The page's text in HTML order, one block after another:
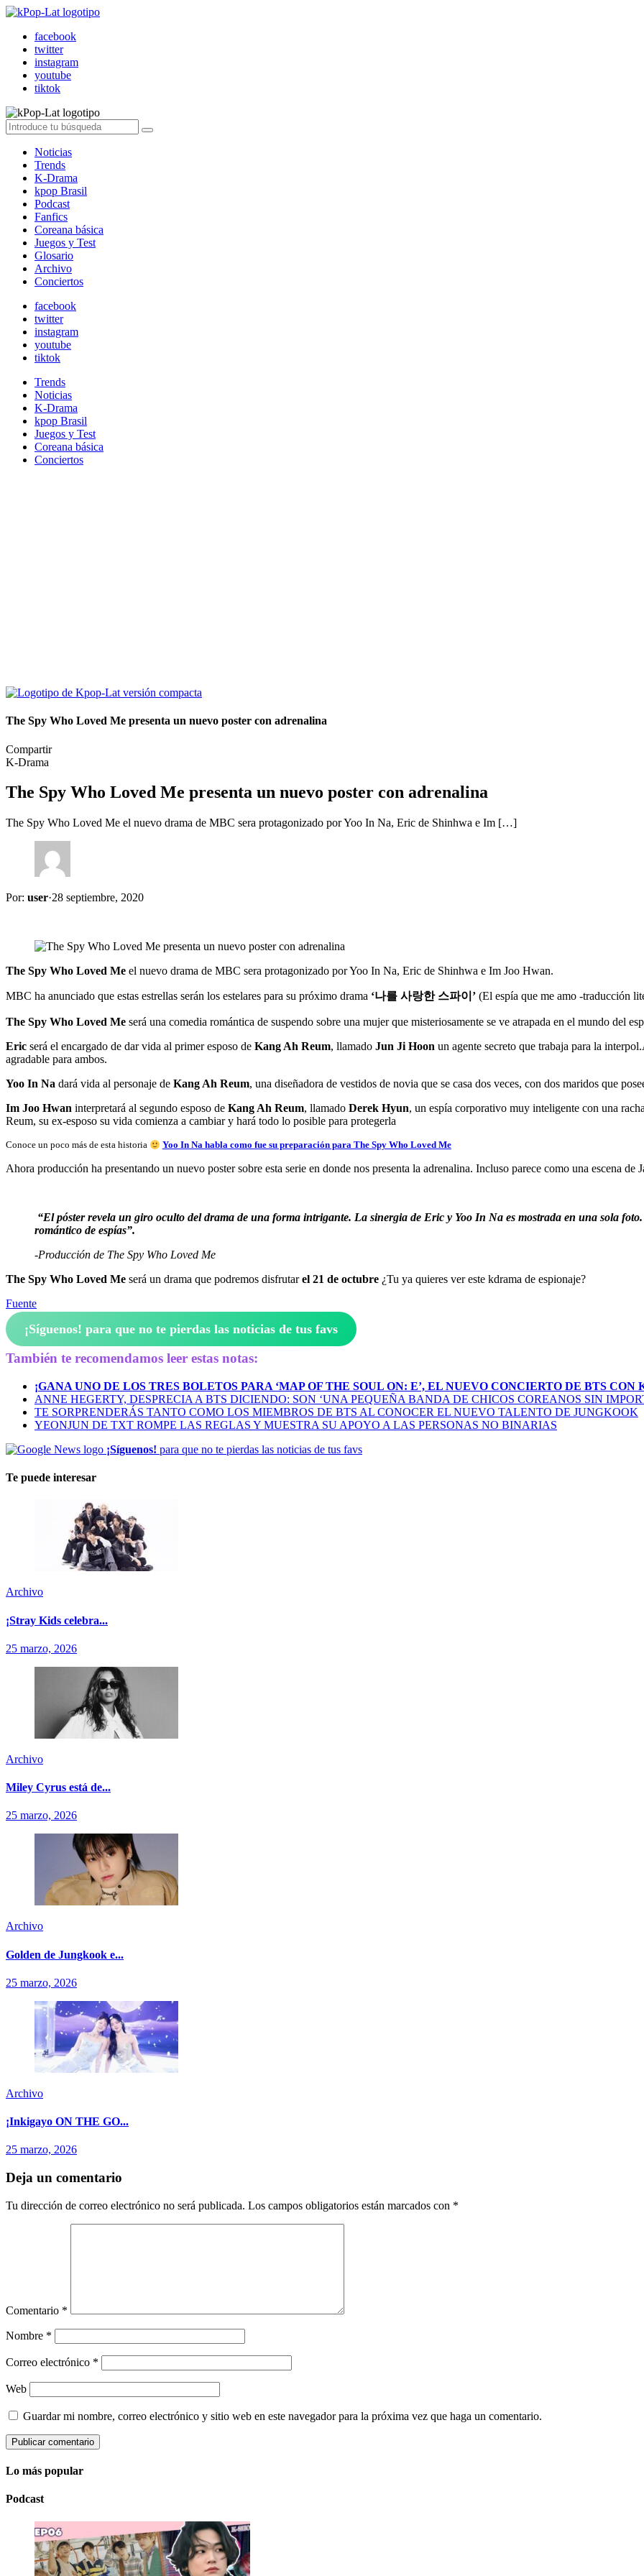
facebook
twitter
instagram
youtube
tiktok
Noticias
Trends
K-Drama
kpop Brasil
Podcast
Fanfics
Coreana básica
Juegos y Test
Glosario
Archivo
Conciertos
facebook
twitter
instagram
youtube
tiktok
Trends
Noticias
K-Drama
kpop Brasil
Juegos y Test
Coreana básica
Conciertos
The Spy Who Loved Me presenta un nuevo poster con adrenalina
Compartir
K-Drama
The Spy Who Loved Me presenta un nuevo poster con adrenalina
The Spy Who Loved Me el nuevo drama de MBC sera protagonizado por Yoo In Na, Eric de Shinhwa e Im […]
Por: user·28 septiembre, 2020
The Spy Who Loved Me el nuevo drama de MBC sera protagonizado por Yoo In Na, Eric de Shinhwa e Im Joo Hwan.
MBC ha anunciado que estas estrellas serán los estelares para su próximo drama ‘나를 사랑한 스파이’ (El espía que me amo -traducción
The Spy Who Loved Me será una comedia romántica de suspendo sobre una mujer que misteriosamente se ve atrapada en el mundo del
Eric será el encargado de dar vida al primer esposo de Kang Ah Reum, llamado Jun Ji Hoon un agente secreto que trabaja para la
agradable para ambos.
Yoo In Na dará vida al personaje de Kang Ah Reum, una diseñadora de vestidos de novia que se casa dos veces, con dos maridos que
Im Joo Hwan interpretará al segundo esposo de Kang Ah Reum, llamado Derek Hyun, un espía corporativo muy inteligente con una
Reum, su ex-esposo su vida comienza a cambiar y hará todo lo posible para protegerla
Conoce un poco más de esta historia Yoo In Na habla como fue su preparación para The Spy Who Loved Me
Ahora producción ha presentando un nuevo poster sobre esta serie en donde nos presenta la adrenalina. Incluso parece como una escena
“El póster revela un giro oculto del drama de una forma intrigante. La sinergia de Eric y Yoo In Na es mostrada en una sola
romántico de espías”.
-Producción de The Spy Who Loved Me
The Spy Who Loved Me será un drama que podremos disfrutarel 21 de octubre ¿Tu ya quieres ver este kdrama de espionaje?
Fuente
¡Síguenos! para que no te pierdas las noticias de tus favs
También te recomendamos leer estas notas:
¡GANA UNO DE LOS TRES BOLETOS PARA ‘MAP OF THE SOUL ON: E’, EL NUEVO CONCIERTO DE BTS CON
ANNE HEGERTY, DESPRECIA A BTS DICIENDO: SON ‘UNA PEQUEÑA BANDA DE CHICOS COREANOS SIN
TE SORPRENDERÁS TANTO COMO LOS MIEMBROS DE BTS AL CONOCER EL NUEVO TALENTO DE JUNGKOOK
YEONJUN DE TXT ROMPE LAS REGLAS Y MUESTRA SU APOYO A LAS PERSONAS NO BINARIAS
¡Síguenos! para que no te pierdas las noticias de tus favs
Te puede interesar
Archivo
¡Stray Kids celebra...
25 marzo, 2026
Archivo
Miley Cyrus está de...
25 marzo, 2026
Archivo
Golden de Jungkook e...
25 marzo, 2026
Archivo
¡Inkigayo ON THE GO...
25 marzo, 2026
Deja un comentario
Tu dirección de correo electrónico no será publicada. Los campos obligatorios están marcados con *
Comentario *
Nombre *
Correo electrónico *
Web
Guardar mi nombre, correo electrónico y sitio web en este navegador para la próxima vez que haga un comentario.
Lo más popular
Podcast